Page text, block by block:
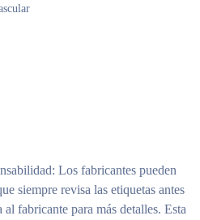
: Los fabricantes pueden
siempre revisa las etiquetas antes
fabricante para más detalles. Esta